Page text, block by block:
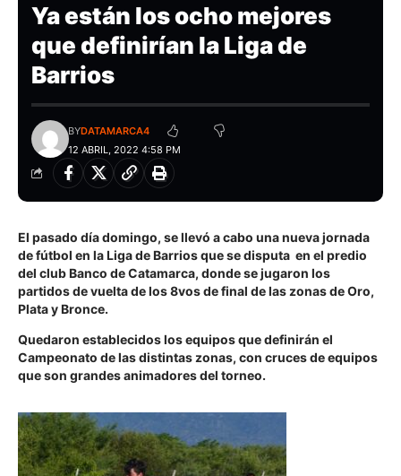
Ya están los ocho mejores
que definirían la Liga de
Barrios
12 ABRIL, 2022 4:58 PM
BYDATAMARCA4
El pasado día domingo, se llevó a cabo una nueva jornada
de fútbol en la Liga de Barrios que se disputa en el predio
del club Banco de Catamarca, donde se jugaron los
partidos de vuelta de los 8vos de final de las zonas de Oro,
Plata y Bronce.
Quedaron establecidos los equipos que definirán el
Campeonato de las distintas zonas, con cruces de equipos
que son grandes animadores del torneo.